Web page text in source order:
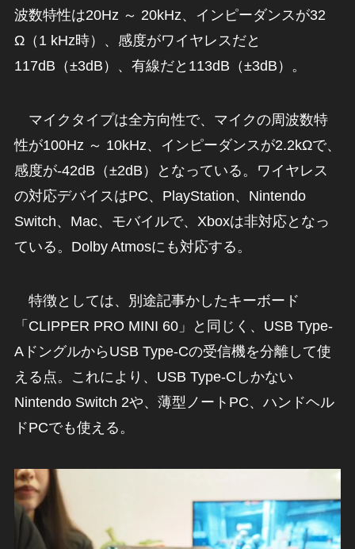
波数特性は20Hz ～ 20kHz、インピーダンスが32
Ω（1 kHz時）、感度がワイヤレスだと
117dB（±3dB）、有線だと113dB（±3dB）。
マイクタイプは全方向性で、マイクの周波数特
性が100Hz ～ 10kHz、インピーダンスが2.2kΩで、
感度が-42dB（±2dB）となっている。ワイヤレス
の対応デバイスはPC、PlayStation、Nintendo
Switch、Mac、モバイルで、Xboxは非対応となっ
ている。Dolby Atmosにも対応する。
特徴としては、別途記事かしたキーボード
「CLIPPER PRO MINI 60」と同じく、USB Type-
AドングルからUSB Type-Cの受信機を分離して使
える点。これにより、USB Type-Cしかない
Nintendo Switch 2や、薄型ノートPC、ハンドヘル
ドPCでも使える。